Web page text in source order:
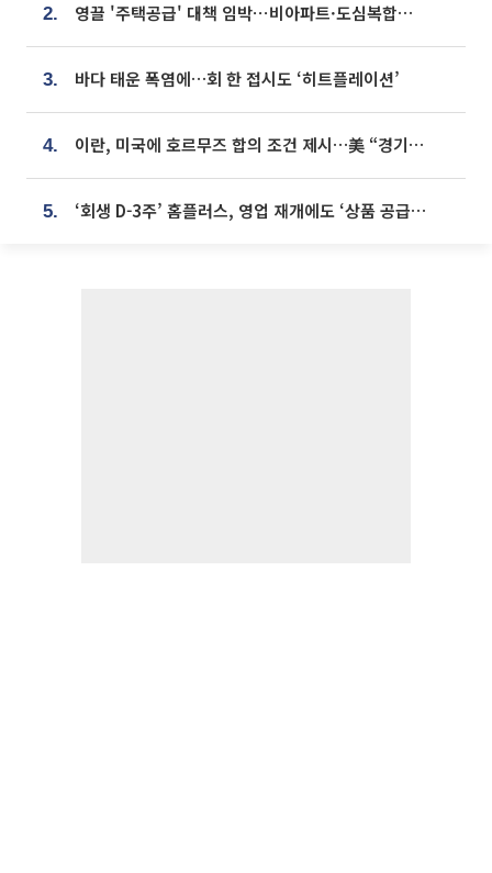
2. 영끌 '주택공급' 대책 임박⋯비아파트·도심복합까지 총동원
3. 바다 태운 폭염에…회 한 접시도 ‘히트플레이션’
4. 이란, 미국에 호르무즈 합의 조건 제시…美 “경기 아직 안 끝나” [종합]
5. ‘회생 D-3주’ 홈플러스, 영업 재개에도 ‘상품 공급망’ 복구가 생존 관건